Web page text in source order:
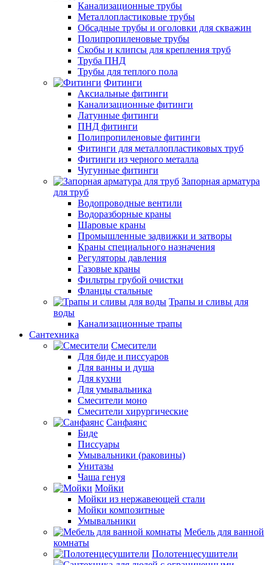
Канализационные трубы
Металлопластиковые трубы
Обсадные трубы и оголовки для скважин
Полипропиленовые трубы
Скобы и клипсы для крепления труб
Труба ПНД
Трубы для теплого пола
Фитинги
Аксиальные фитинги
Канализационные фитинги
Латунные фитинги
ПНД фитинги
Полипропиленовые фитинги
Фитинги для металлопластиковых труб
Фитинги из черного металла
Чугунные фитинги
Запорная арматура
для труб
Водопроводные вентили
Водоразборные краны
Шаровые краны
Промышленные задвижки и затворы
Краны специального назначения
Регуляторы давления
Газовые краны
Фильтры грубой очистки
Фланцы стальные
Трапы и сливы для
воды
Канализационные трапы
Сантехника
Смесители
Для биде и писсуаров
Для ванны и душа
Для кухни
Для умывальника
Смесители моно
Смесители хирургические
Санфаянс
Биде
Писсуары
Умывальники (раковины)
Унитазы
Чаша генуя
Мойки
Мойки из нержавеющей стали
Мойки композитные
Умывальники
Мебель для ванной
комнаты
Полотенцесушители